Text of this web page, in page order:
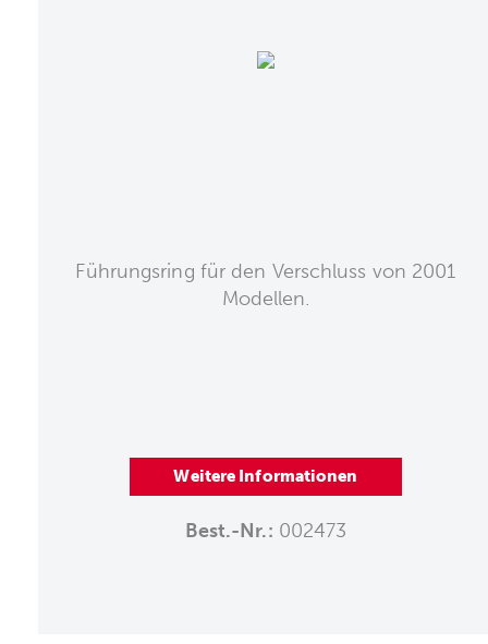
Führungsring für den Verschluss von 2001
Modellen.
Weitere Informationen
Best.-Nr.: 002473